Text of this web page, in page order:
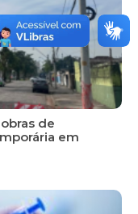
de
em